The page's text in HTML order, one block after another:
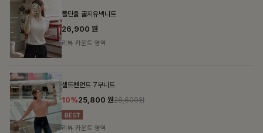
폴딘울 골지유넥니트
26,900 원
리뷰 카운트 영역
셀드펜던트 7부니트
10%25,800 원28,600원
리뷰 카운트 영역